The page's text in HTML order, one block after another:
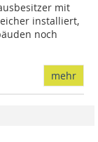
mit
installiert,
noch
mehr